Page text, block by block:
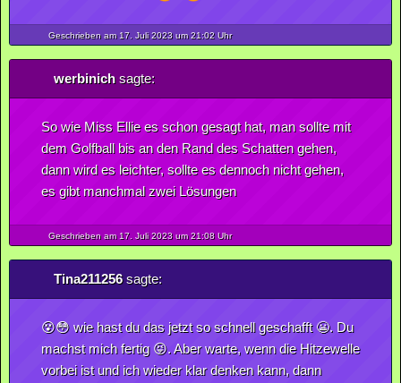
Geschrieben am 17. Juli2023um 21:02 Uhr
werbinichsagte:
So wie Miss Ellie es schon gesagt hat, man sollte mit
dem Golfball bis an den Rand des Schatten gehen,
dann wird es leichter, sollte es dennoch nicht gehen,
es gibt manchmal zwei Lösungen
Geschrieben am 17. Juli2023um 21:08 Uhr
Tina211256sagte:
😵😳 wie hast du das jetzt so schnell geschafft 😬. Du
machst mich fertig 😝. Aber warte, wenn die Hitzewelle
vorbei ist und ich wieder klar denken kann, dann